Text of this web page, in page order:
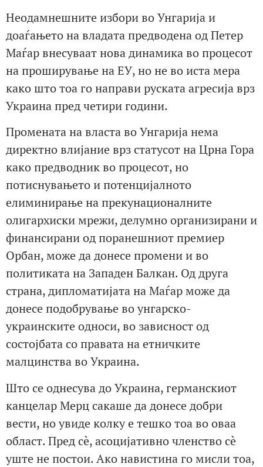
Неодамнешните избори во Унгарија и
доаѓањето на владата предводена од Петер
Маѓар внесуваат нова динамика во процесот
на проширување на ЕУ, но не во иста мера
како што тоа го направи руската агресија врз
Украина пред четири години.
Промената на власта во Унгарија нема
директно влијание врз статусот на Црна Гора
како предводник во процесот, но
потиснувањето и потенцијалното
елиминирање на прекунационалните
олигархиски мрежи, делумно организирани и
финансирани од поранешниот премиер
Орбан, може да донесе промени и во
политиката на Западен Балкан. Од друга
страна, дипломатијата на Маѓар може да
донесе подобрување во унгарско-
украинските односи, во зависност од
состојбата со правата на етничките
малцинства во Украина.
Што се однесува до Украина, германскиот
канцелар Мерц сакаше да донесе добри
вести, но увиде колку е тешко тоа во оваа
област. Пред сè, асоцијативно членство сè
уште не постои. Ако навистина го мисли тоа,